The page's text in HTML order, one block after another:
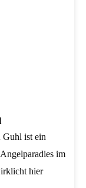
Guhl ist ein
im
hier